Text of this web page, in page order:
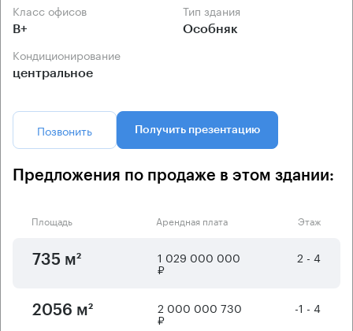
Класс офисов
B+
Тип здания
Особняк
Кондиционирование
центральное
Позвонить Получить презентацию
Предложения по продаже в этом здании:
Площадь Арендная плата Этаж
735 м² 1 029 000 000
₽
2 - 4
2056 м² 2 000 000 730
₽
-1 - 4